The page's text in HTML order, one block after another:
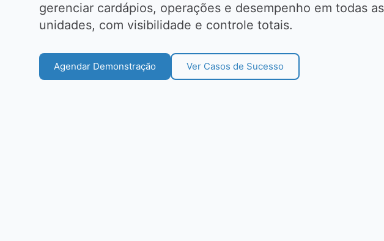
gerenciar cardápios, operações e desempenho em todas as
unidades, com visibilidade e controle totais.
Agendar Demonstração Ver Casos de Sucesso